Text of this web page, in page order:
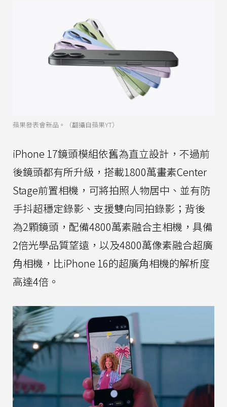
蘋果發表會新品。（翻攝自蘋果YT）
iPhone 17鏡頭模組依舊為直立設計，不過前
後鏡頭都有所升級，搭載1800萬畫素Center
Stage前置相機，可將拍照人物居中、並有防
手抖超穩定錄影、支援雙向同拍錄影；背後
為2顆鏡頭，配備4800萬素融合主相機，具備
2倍光學品質望遠，以及4800萬像素融合超廣
角相機，比iPhone 16的超廣角相機的解析度
高達4倍。